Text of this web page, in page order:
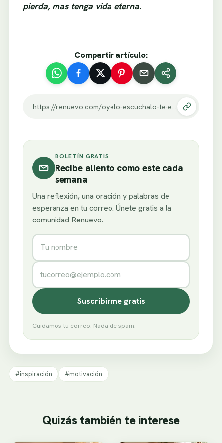
pierda, mas tenga vida eterna.
Compartir artículo:
https://renuevo.com/oyelo-escuchalo-te-esta-buscando-a-ti.html
BOLETÍN GRATIS
Recibe aliento como este cada
semana
Una reflexión, una oración y palabras de
esperanza en tu correo. Únete gratis a la
comunidad Renuevo.
Nombre
Correo electrónico
Suscribirme gratis
Cuidamos tu correo. Nada de spam.
#inspiración #motivación
Quizás también te interese